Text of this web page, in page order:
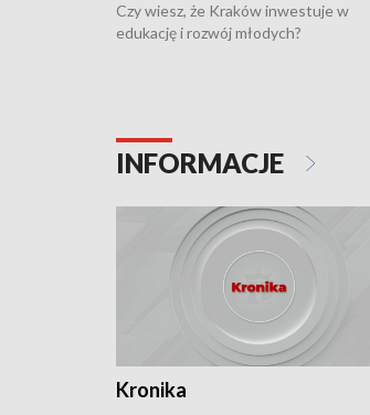
Czy wiesz, że Kraków inwestuje w
edukację i rozwój młodych?
INFORMACJE
Kronika